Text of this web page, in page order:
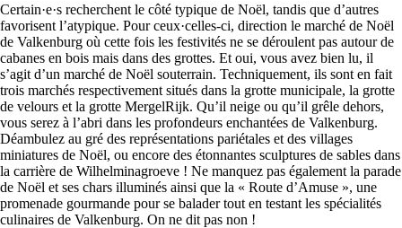
Certain·e·s recherchent le côté typique de Noël, tandis que d’autres
favorisent l’atypique. Pour ceux·celles-ci, direction le marché de Noël
de Valkenburg où cette fois les festivités ne se déroulent pas autour de
cabanes en bois mais dans des grottes. Et oui, vous avez bien lu, il
s’agit d’un marché de Noël souterrain. Techniquement, ils sont en fait
trois marchés respectivement situés dans la grotte municipale, la grotte
de velours et la grotte MergelRijk. Qu’il neige ou qu’il grêle dehors,
vous serez à l’abri dans les profondeurs enchantées de Valkenburg.
Déambulez au gré des représentations pariétales et des villages
miniatures de Noël, ou encore des étonnantes sculptures de sables dans
la carrière de Wilhelminagroeve ! Ne manquez pas également la parade
de Noël et ses chars illuminés ainsi que la « Route d’Amuse », une
promenade gourmande pour se balader tout en testant les spécialités
culinaires de Valkenburg. On ne dit pas non !